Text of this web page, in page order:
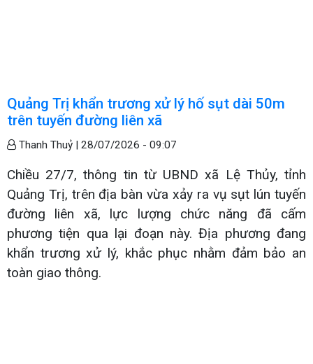
Quảng Trị khẩn trương xử lý hố sụt dài 50m
trên tuyến đường liên xã
Thanh Thuỷ | 28/07/2026 - 09:07
Chiều 27/7, thông tin từ UBND xã Lệ Thủy, tỉnh
Quảng Trị, trên địa bàn vừa xảy ra vụ sụt lún tuyến
đường liên xã, lực lượng chức năng đã cấm
phương tiện qua lại đoạn này. Địa phương đang
khẩn trương xử lý, khắc phục nhằm đảm bảo an
toàn giao thông.